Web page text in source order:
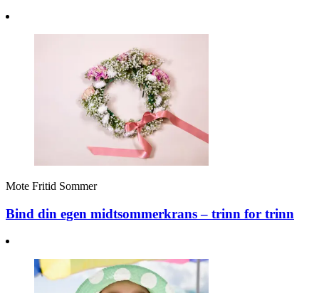
Mote Fritid Sommer
Bind din egen midtsommerkrans – trinn for trinn